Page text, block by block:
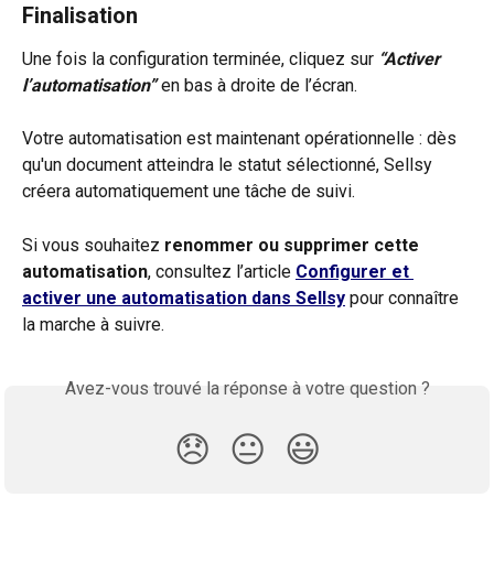
Finalisation
Une fois la configuration terminée, cliquez sur “Activer
l’automatisation” en bas à droite de l’écran.
Votre automatisation est maintenant opérationnelle : dès
qu'un document atteindra le statut sélectionné, Sellsy
créera automatiquement une tâche de suivi.
Si vous souhaitez renommer ou supprimer cette
automatisation, consultez l’article Configurer et
activer une automatisation dans Sellsy pour connaître
la marche à suivre.
Avez-vous trouvé la réponse à votre question ?
😞 😐 😃